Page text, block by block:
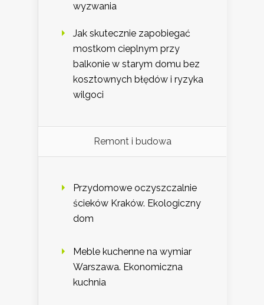
wyzwania
Jak skutecznie zapobiegać
mostkom cieplnym przy
balkonie w starym domu bez
kosztownych błędów i ryzyka
wilgoci
Remont i budowa
Przydomowe oczyszczalnie
ścieków Kraków. Ekologiczny
dom
Meble kuchenne na wymiar
Warszawa. Ekonomiczna
kuchnia